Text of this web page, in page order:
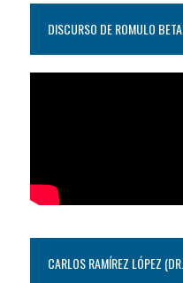
DISCURSO DE ROMULO
CARLOS RAMÍREZ LÓPEZ